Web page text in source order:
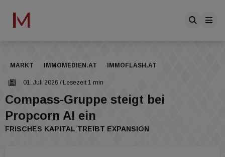
MARKT IMMOMEDIEN.AT IMMOFLASH.AT
01. Juli 2026 / Lesezeit 1 min
Compass-Gruppe steigt bei
Propcorn AI ein
FRISCHES KAPITAL TREIBT EXPANSION